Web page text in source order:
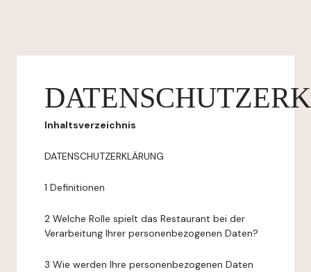
Inhaltsverzeichnis
DATENSCHUTZERKLÄRUNG
1 Definitionen
2 Welche Rolle spielt das Restaurant bei der
Verarbeitung Ihrer personenbezogenen Daten?
3 Wie werden Ihre personenbezogenen Daten